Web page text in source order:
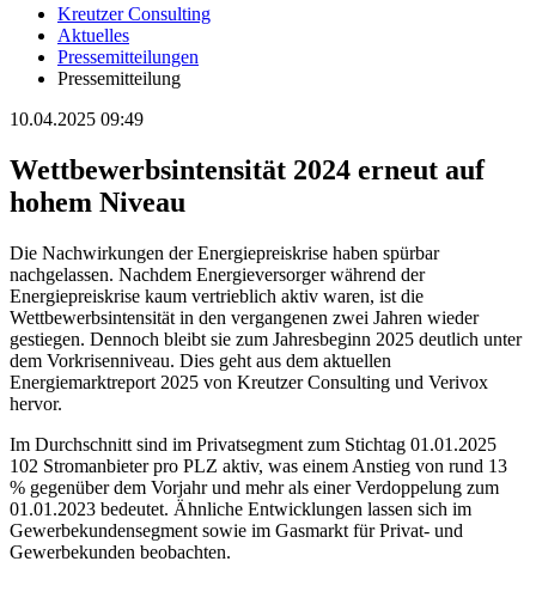
Kreutzer Consulting
Aktuelles
Pressemitteilungen
Pressemitteilung
10.04.2025 09:49
Wettbewerbsintensität 2024 erneut auf
hohem Niveau
Die Nachwirkungen der Energiepreiskrise haben spürbar
nachgelassen. Nachdem Energieversorger während der
Energiepreiskrise kaum vertrieblich aktiv waren, ist die
Wettbewerbsintensität in den vergangenen zwei Jahren wieder
gestiegen. Dennoch bleibt sie zum Jahresbeginn 2025 deutlich unter
dem Vorkrisenniveau. Dies geht aus dem aktuellen
Energiemarktreport 2025 von Kreutzer Consulting und Verivox
hervor.
Im Durchschnitt sind im Privatsegment zum Stichtag 01.01.2025
102 Stromanbieter pro PLZ aktiv, was einem Anstieg von rund 13
% gegenüber dem Vorjahr und mehr als einer Verdoppelung zum
01.01.2023 bedeutet. Ähnliche Entwicklungen lassen sich im
Gewerbekundensegment sowie im Gasmarkt für Privat- und
Gewerbekunden beobachten.